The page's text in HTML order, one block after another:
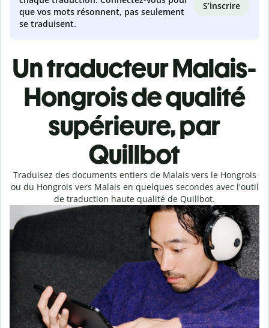
que vos mots résonnent, pas seulement
se traduisent.
S’inscrire
Un traducteur Malais-
Hongrois de qualité
supérieure, par
Quillbot
Traduisez des documents entiers de Malais vers le Hongrois
ou du Hongrois vers Malais en quelques secondes avec l'outil
de traduction haute qualité de Quillbot.